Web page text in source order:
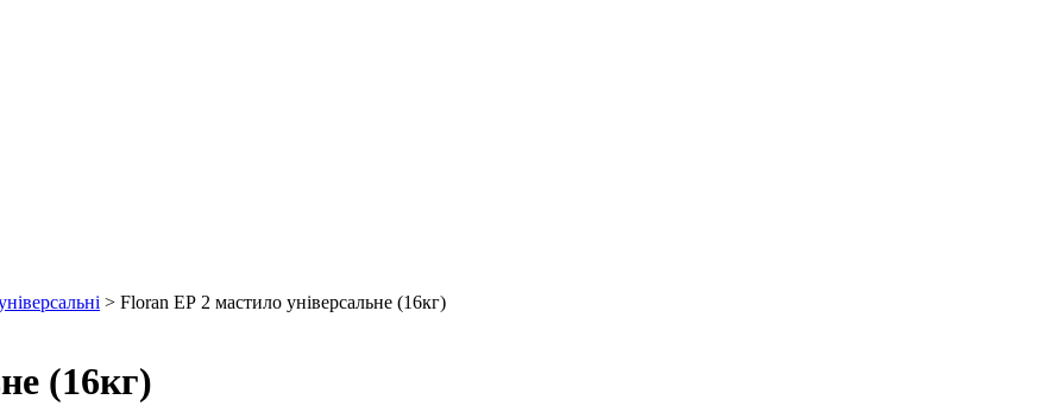
> Floran ЕР 2 мастило універсальне (16кг)
(16кг)